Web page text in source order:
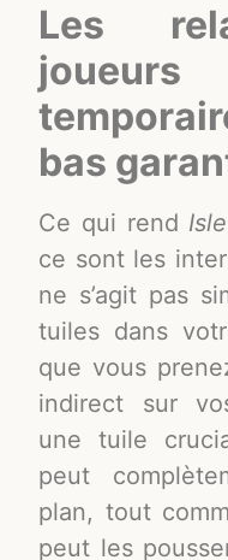
Les
bas
Ce qui rend
ce sont les
ne s’agit pas
tuiles dans
que vous
indirect sur
une tuile
peut
plan, tout
peut les